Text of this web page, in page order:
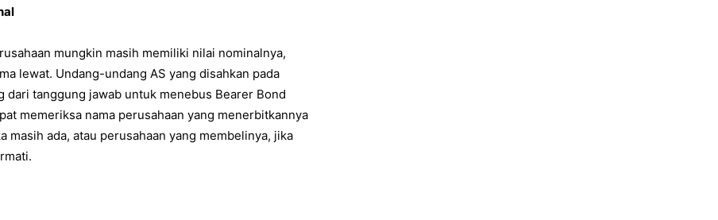
mungkin masih memiliki nilai nominalnya,
lewat. Undang-undang AS yang disahkan pada
dari tanggung jawab untuk menebus Bearer Bond
memeriksa nama perusahaan yang menerbitkannya
ada, atau perusahaan yang membelinya, jika